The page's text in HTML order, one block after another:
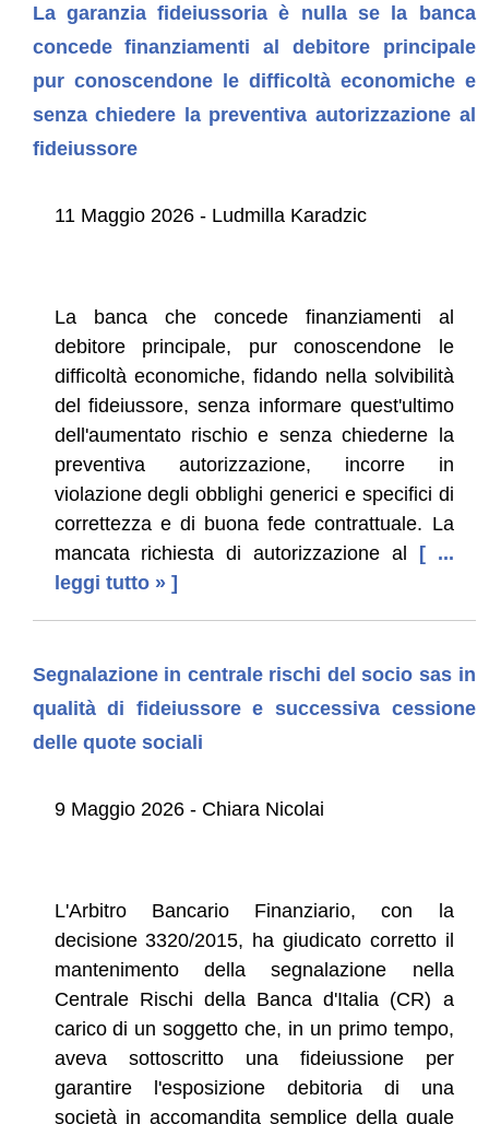
La garanzia fideiussoria è nulla se la banca
concede finanziamenti al debitore principale
pur conoscendone le difficoltà economiche e
senza chiedere la preventiva autorizzazione al
fideiussore
11 Maggio 2026 - Ludmilla Karadzic
La banca che concede finanziamenti al
debitore principale, pur conoscendone le
difficoltà economiche, fidando nella solvibilità
del fideiussore, senza informare quest'ultimo
dell'aumentato rischio e senza chiederne la
preventiva autorizzazione, incorre in
violazione degli obblighi generici e specifici di
correttezza e di buona fede contrattuale. La
mancata richiesta di autorizzazione al
[ ...
leggi tutto » ]
Segnalazione in centrale rischi del socio sas in
qualità di fideiussore e successiva cessione
delle quote sociali
9 Maggio 2026 - Chiara Nicolai
L'Arbitro Bancario Finanziario, con la
decisione 3320/2015, ha giudicato corretto il
mantenimento della segnalazione nella
Centrale Rischi della Banca d'Italia (CR) a
carico di un soggetto che, in un primo tempo,
aveva sottoscritto una fideiussione per
garantire l'esposizione debitoria di una
società in accomandita semplice della quale